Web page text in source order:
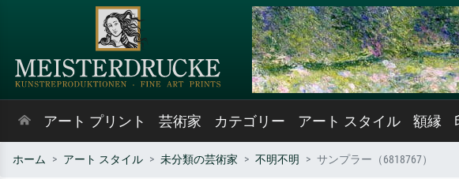
アート プリント 芸術家 カテゴリー アート スタイル 額縁
ホーム アート スタイル 未分類の芸術家 不明不明 サンプラー（6818767）